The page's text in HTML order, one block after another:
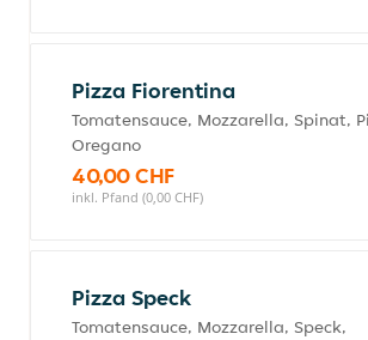
Pizza Fiorentina
Tomatensauce, Mozzarella, Spinat,
Oregano
40,00 CHF
inkl. Pfand (0,00 CHF)
Pizza Speck
Tomatensauce, Mozzarella, Speck,